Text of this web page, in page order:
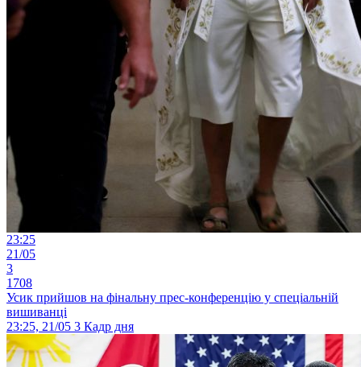
23:25
21/05
3
1708
Усик прийшов на фінальну прес-конференцію у спеціальній
вишиванці
23:25, 21/05 3 Кадр дня